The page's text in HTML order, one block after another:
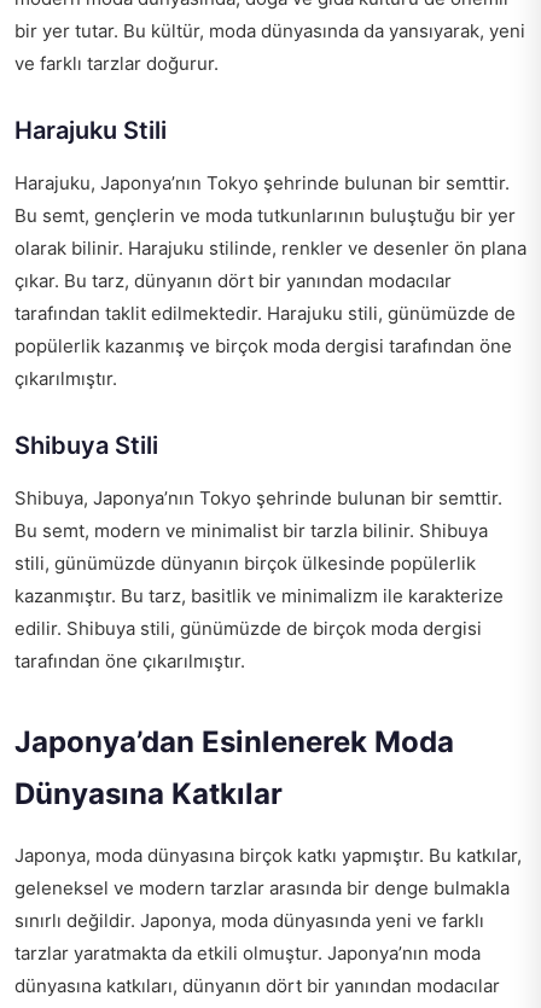
bir yer tutar. Bu kültür, moda dünyasında da yansıyarak, yeni
ve farklı tarzlar doğurur.
Harajuku Stili
Harajuku, Japonya’nın Tokyo şehrinde bulunan bir semttir.
Bu semt, gençlerin ve moda tutkunlarının buluştuğu bir yer
olarak bilinir. Harajuku stilinde, renkler ve desenler ön plana
çıkar. Bu tarz, dünyanın dört bir yanından modacılar
tarafından taklit edilmektedir. Harajuku stili, günümüzde de
popülerlik kazanmış ve birçok moda dergisi tarafından öne
çıkarılmıştır.
Shibuya Stili
Shibuya, Japonya’nın Tokyo şehrinde bulunan bir semttir.
Bu semt, modern ve minimalist bir tarzla bilinir. Shibuya
stili, günümüzde dünyanın birçok ülkesinde popülerlik
kazanmıştır. Bu tarz, basitlik ve minimalizm ile karakterize
edilir. Shibuya stili, günümüzde de birçok moda dergisi
tarafından öne çıkarılmıştır.
Japonya’dan Esinlenerek Moda
Dünyasına Katkılar
Japonya, moda dünyasına birçok katkı yapmıştır. Bu katkılar,
geleneksel ve modern tarzlar arasında bir denge bulmakla
sınırlı değildir. Japonya, moda dünyasında yeni ve farklı
tarzlar yaratmakta da etkili olmuştur. Japonya’nın moda
dünyasına katkıları, dünyanın dört bir yanından modacılar